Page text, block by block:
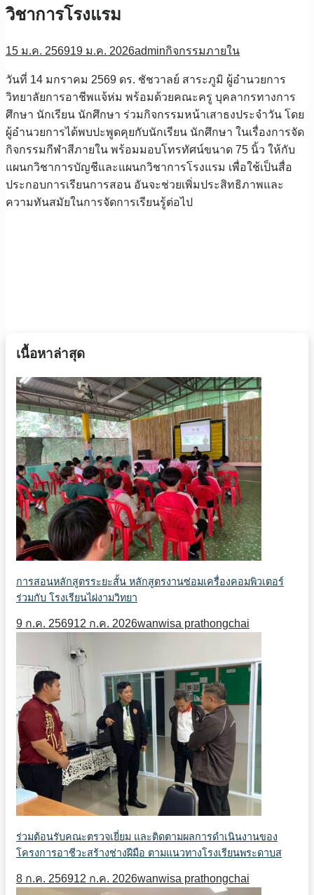
วิชาการโรงแรม
15 ม.ค. 256919 ม.ค. 2026adminกิจกรรมภายใน
วันที่ 14 มกราคม 2569 ดร. ชัชวาลย์ สาระภูมิ ผู้อำนวยการ
วิทยาลัยการอาชีพแจ้ห่ม พร้อมด้วยคณะครู บุคลากรทางการ
ศึกษา นักเรียน นักศึกษา ร่วมกิจกรรมหน้าเสาธงประจำวัน โดย
ผู้อำนวยการได้พบปะพูดคุยกับนักเรียน นักศึกษา ในเรื่องการจัด
กิจกรรมกีฬาสีภายใน พร้อมมอบโทรทัศน์ขนาด 75 นิ้ว ให้กับ
แผนกวิชาการบัญชีและแผนกวิชาการโรงแรม เพื่อใช้เป็นสื่อ
ประกอบการเรียนการสอน อันจะช่วยเพิ่มประสิทธิภาพและ
ความทันสมัยในการจัดการเรียนรู้ต่อไป
เนื้อหาล่าสุด
การสอนหลักสูตรระยะสั้น หลักสูตรงานซ่อมเครื่องคอมพิวเตอร์
ร่วมกับ โรงเรียนไผ่งามวิทยา
9 ก.ค. 256912 ก.ค. 2026wanwisa prathongchai
ร่วมต้อนรับคณะตรวจเยี่ยม และติดตามผลการดำเนินงานของ
โครงการอาชีวะสร้างช่างฝีมือ ตามแนวทางโรงเรียนพระดาบส
8 ก.ค. 256912 ก.ค. 2026wanwisa prathongchai